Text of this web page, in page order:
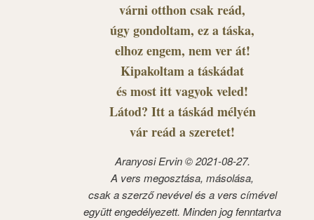
várni otthon csak reád,
úgy gondoltam, ez a táska,
elhoz engem, nem ver át!
Kipakoltam a táskádat
és most itt vagyok veled!
Látod? Itt a táskád mélyén
vár reád a szeretet!
Aranyosi Ervin © 2021-08-27.
A vers megosztása, másolása,
csak a szerző nevével és a vers címével
együtt engedélyezett. Minden jog fenntartva